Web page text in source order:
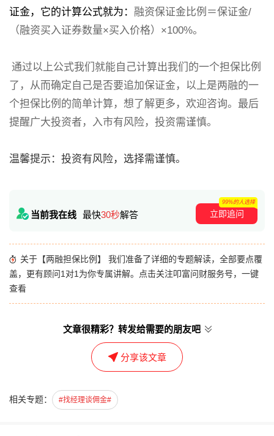
证金，它的计算公式就为： 融资保证金比例＝保证金/
（融资买入证券数量×买入价格）×100%。
通过以上公式我们就能自己计算出我们的一个担保比例
了，从而确定自己是否要追加保证金，以上是两融的一
个担保比例的简单计算，想了解更多，欢迎咨询。最后
提醒广大投资者，入市有风险，投资需谨慎。
温馨提示：投资有风险，选择需谨慎。
当前我在线 最快30秒解答 立即追问
99%的人选择
关于【两融担保比例】 我们准备了详细的专题解读，全部要点覆
盖，更有顾问1对1为你专属讲解。点击关注叩富问财服务号，一键
查看
文章很精彩？转发给需要的朋友吧
分享该文章
相关专题： #找经理谈佣金#